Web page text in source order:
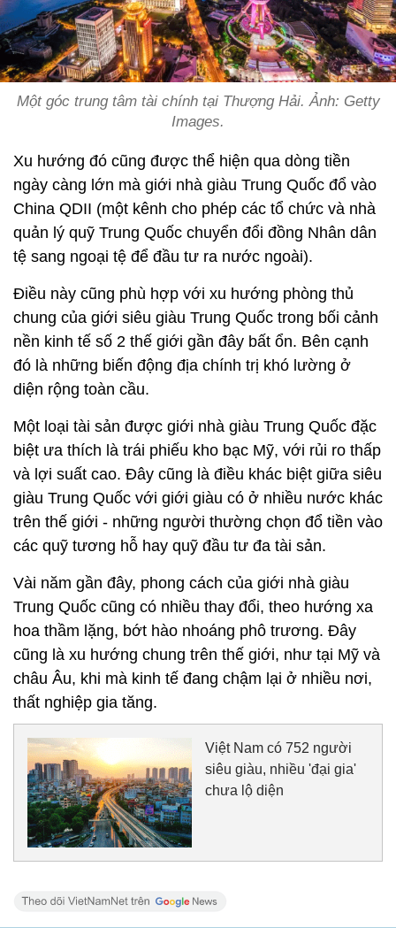
Một góc trung tâm tài chính tại Thượng Hải. Ảnh: Getty
Images.
Xu hướng đó cũng được thể hiện qua dòng tiền
ngày càng lớn mà giới nhà giàu Trung Quốc đổ vào
China QDII (một kênh cho phép các tổ chức và nhà
quản lý quỹ Trung Quốc chuyển đổi đồng Nhân dân
tệ sang ngoại tệ để đầu tư ra nước ngoài).
Điều này cũng phù hợp với xu hướng phòng thủ
chung của giới siêu giàu Trung Quốc trong bối cảnh
nền kinh tế số 2 thế giới gần đây bất ổn. Bên cạnh
đó là những biến động địa chính trị khó lường ở
diện rộng toàn cầu.
Một loại tài sản được giới nhà giàu Trung Quốc đặc
biệt ưa thích là trái phiếu kho bạc Mỹ, với rủi ro thấp
và lợi suất cao. Đây cũng là điều khác biệt giữa siêu
giàu Trung Quốc với giới giàu có ở nhiều nước khác
trên thế giới - những người thường chọn đổ tiền vào
các quỹ tương hỗ hay quỹ đầu tư đa tài sản.
Vài năm gần đây, phong cách của giới nhà giàu
Trung Quốc cũng có nhiều thay đổi, theo hướng xa
hoa thầm lặng, bớt hào nhoáng phô trương. Đây
cũng là xu hướng chung trên thế giới, như tại Mỹ và
châu Âu, khi mà kinh tế đang chậm lại ở nhiều nơi,
thất nghiệp gia tăng.
Việt Nam có 752 người
siêu giàu, nhiều 'đại gia'
chưa lộ diện